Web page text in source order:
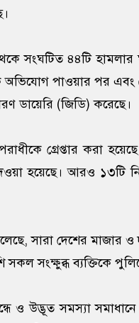
৪৪টি হামলার
অভিযোগ পাওয়ার পর
ডায়েরি (জিডি) করেছে।
গ্রেপ্তার করা
হয়েছে। আরও ১৩টি
সারা দেশের মাজার ও
সকল সংক্ষুব্ধ ব্যক্তিকে
উদ্ভূত সমস্যা সমাধানে